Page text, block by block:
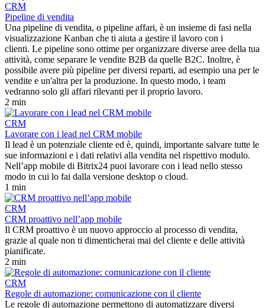
CRM
Pipeline di vendita
Una pipeline di vendita, o pipeline affari, è un insieme di fasi nella
visualizzazione Kanban che ti aiuta a gestire il lavoro con i
clienti. Le pipeline sono ottime per organizzare diverse aree della tua
attività, come separare le vendite B2B da quelle B2C. Inoltre, è
possibile avere più pipeline per diversi reparti, ad esempio una per le
vendite e un'altra per la produzione. In questo modo, i team
vedranno solo gli affari rilevanti per il proprio lavoro.
2 min
CRM
Lavorare con i lead nel CRM mobile
Il lead è un potenziale cliente ed è, quindi, importante salvare tutte le
sue informazioni e i dati relativi alla vendita nel rispettivo modulo.
Nell’app mobile di Bitrix24 puoi lavorare con i lead nello stesso
modo in cui lo fai dalla versione desktop o cloud.
1 min
CRM
CRM proattivo nell’app mobile
Il CRM proattivo è un nuovo approccio al processo di vendita,
grazie al quale non ti dimenticherai mai del cliente e delle attività
pianificate.
2 min
CRM
Regole di automazione: comunicazione con il cliente
Le regole di automazione permettono di automatizzare diversi